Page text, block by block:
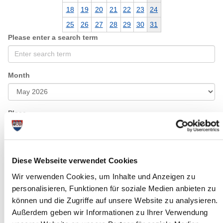
Diese Webseite verwendet Cookies
Wir verwenden Cookies, um Inhalte und Anzeigen zu
personalisieren, Funktionen für soziale Medien anbieten zu
können und die Zugriffe auf unsere Website zu analysieren.
Außerdem geben wir Informationen zu Ihrer Verwendung
18
19 20 21 22 23
24
25
26 27 28 29 30
31
Please enter a search term
Month
Place